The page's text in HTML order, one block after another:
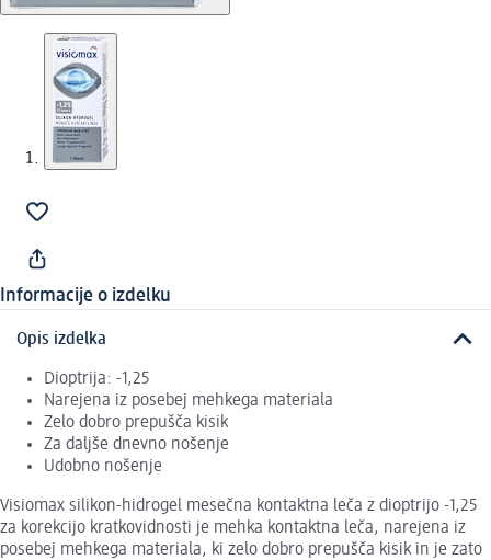
Informacije o izdelku
Opis izdelka
Dioptrija: -1,25
Narejena iz posebej mehkega materiala
Zelo dobro prepušča kisik
Za daljše dnevno nošenje
Udobno nošenje
Visiomax silikon-hidrogel mesečna kontaktna leča z dioptrijo -1,25
za korekcijo kratkovidnosti je mehka kontaktna leča, narejena iz
posebej mehkega materiala, ki zelo dobro prepušča kisik in je zato